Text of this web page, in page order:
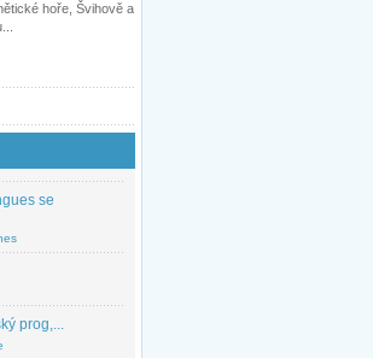
hoře, Švihově a
se
prog,...